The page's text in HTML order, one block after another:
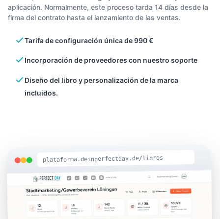
aplicación. Normalmente, este proceso tarda 14 días desde la
firma del contrato hasta el lanzamiento de las ventas.
Tarifa de configuración única de 990 €
Incorporación de proveedores con nuestro soporte
Diseño del libro y personalización de la marca
incluidos.
plataforma.deinperfectday.de/libros